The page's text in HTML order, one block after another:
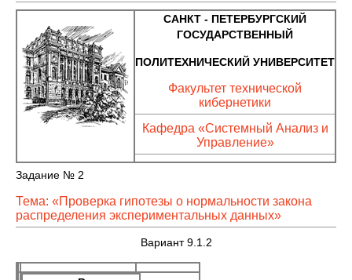
САНКТ - ПЕТЕРБУРГСКИЙ
ГОСУДАРСТВЕННЫЙ
ПОЛИТЕХНИЧЕСКИЙ УНИВЕРСИТЕТ
Факультет технической
кибернетики
Кафедра «Системный Анализ и
Управление»
Задание № 2
Тема: «Проверка гипотезы о нормальности закона
распределения экспериментальных данных»
Вариант 9.1.2